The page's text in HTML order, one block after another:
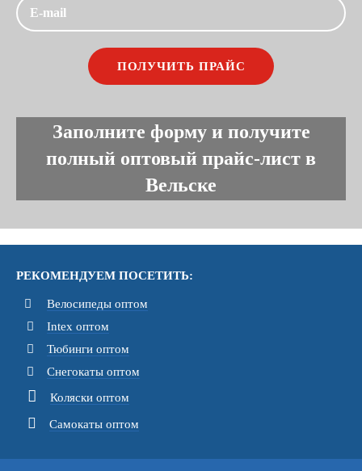
Заполните форму и получите
полный оптовый прайс-лист в
Вельске
РЕКОМЕНДУЕМ ПОСЕТИТЬ:
Велосипеды оптом
Intex оптом
Тюбинги оптом
Снегокаты оптом
Коляски оптом
Самокаты оптом